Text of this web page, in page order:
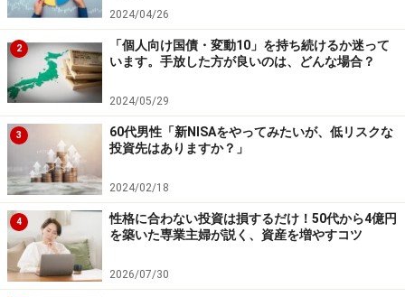
2024/04/26
2
「個人向け国債・変動10」を持ち続けるか迷って
います。手放した方が良いのは、どんな場合？
2024/05/29
3
60代男性「新NISAをやってみたいが、低リスクな
投資先はありますか？」
2024/02/18
4
性格に合わない投資は損するだけ！50代から4億円
を築いた専業主婦が説く、資産を増やすコツ
2026/07/30